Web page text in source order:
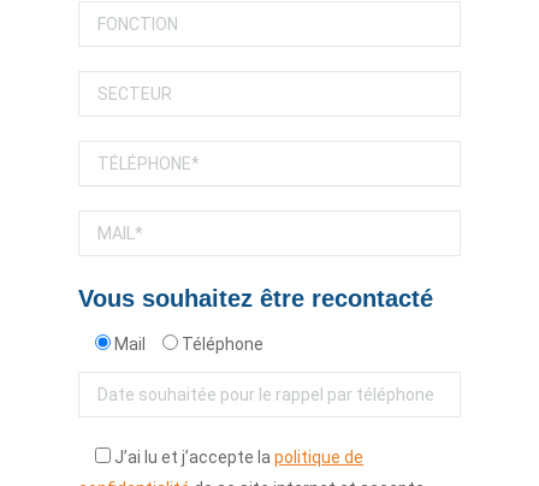
Vous souhaitez être recontacté
Mail Téléphone
J’ai lu et j’accepte la politique de